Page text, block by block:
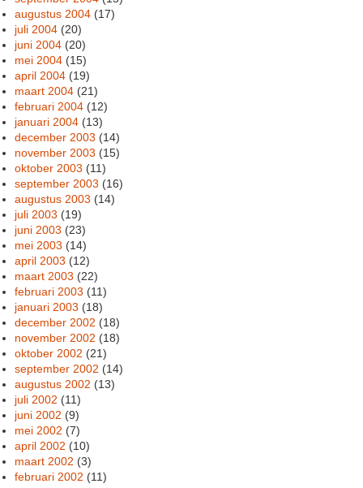
augustus 2004 (17)
juli 2004 (20)
juni 2004 (20)
mei 2004 (15)
april 2004 (19)
maart 2004 (21)
februari 2004 (12)
januari 2004 (13)
december 2003 (14)
november 2003 (15)
oktober 2003 (11)
september 2003 (16)
augustus 2003 (14)
juli 2003 (19)
juni 2003 (23)
mei 2003 (14)
april 2003 (12)
maart 2003 (22)
februari 2003 (11)
januari 2003 (18)
december 2002 (18)
november 2002 (18)
oktober 2002 (21)
september 2002 (14)
augustus 2002 (13)
juli 2002 (11)
juni 2002 (9)
mei 2002 (7)
april 2002 (10)
maart 2002 (3)
februari 2002 (11)